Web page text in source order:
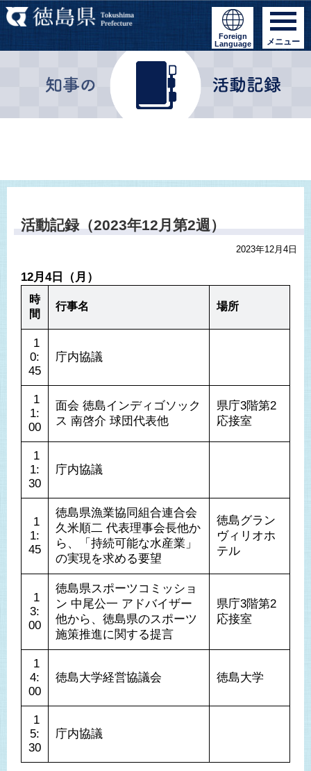
Foreign
Language
メニュー
活動記録（2023年12月第2週）
2023年12月4日
12月4日（月）
時
間
行事名 場所
0:
45
庁内協議
1:
00
面会 徳島インディゴソック
ス 南啓介 球団代表他
県庁3階第2
応接室
1:
30
庁内協議
1:
45
徳島県漁業協同組合連合会
久米順二 代表理事会長他か
ら、「持続可能な水産業」
の実現を求める要望
徳島グラン
ヴィリオホ
テル
3:
00
徳島県スポーツコミッショ
ン 中尾公一 アドバイザー
他から、徳島県のスポーツ
施策推進に関する提言
県庁3階第2
応接室
4:
00
徳島大学経営協議会 徳島大学
5:
30
庁内協議